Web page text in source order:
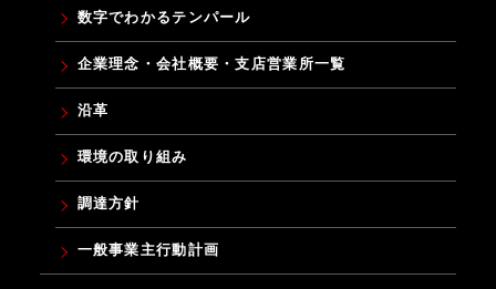
数字でわかるテンパール
企業理念・会社概要・支店営業所一覧
沿革
環境の取り組み
調達方針
一般事業主行動計画